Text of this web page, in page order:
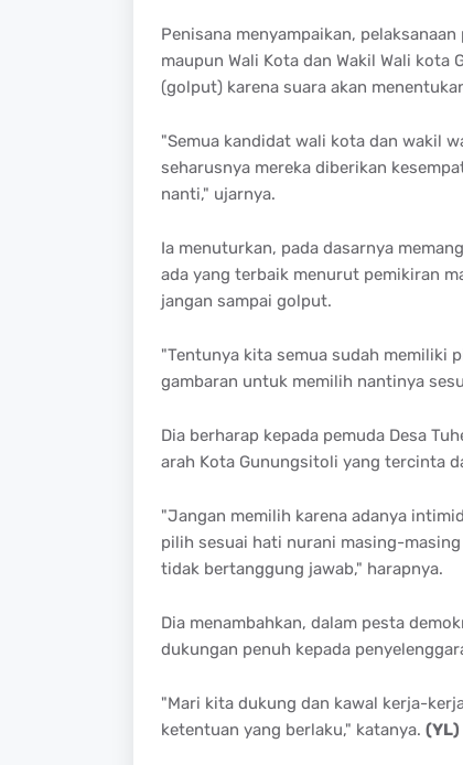
Penisana menyampaikan,
maupun Wali Kota dan Wakil Wali
(golput) karena suara akan
"Semua kandidat wali kota dan wakil
seharusnya mereka diberikan
nanti," ujarnya.
Ia menuturkan, pada dasarnya
ada yang terbaik menurut pemikiran
jangan sampai golput.
"Tentunya kita semua sudah memiliki
gambaran untuk memilih nantinya
Dia berharap kepada pemuda Desa
arah Kota Gunungsitoli yang tercinta
"Jangan memilih karena adanya
pilih sesuai hati nurani masing-
tidak bertanggung jawab," harapnya.
Dia menambahkan, dalam pesta
dukungan penuh kepada
"Mari kita dukung dan kawal kerja-
ketentuan yang berlaku," katanya. (YL)